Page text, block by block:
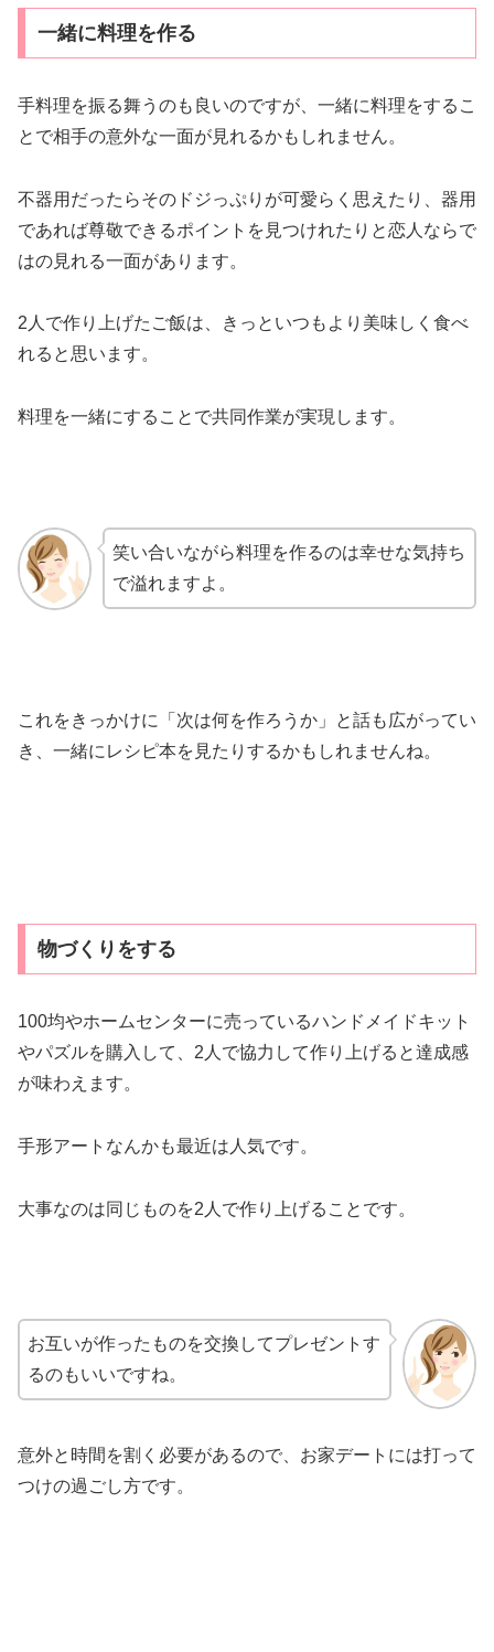
一緒に料理を作る
手料理を振る舞うのも良いのですが、一緒に料理をするこ
とで相手の意外な一面が見れるかもしれません。
不器用だったらそのドジっぷりが可愛らく思えたり、器用
であれば尊敬できるポイントを見つけれたりと恋人ならで
はの見れる一面があります。
2人で作り上げたご飯は、きっといつもより美味しく食べ
れると思います。
料理を一緒にすることで共同作業が実現します。
笑い合いながら料理を作るのは幸せな気持ち
で溢れますよ。
これをきっかけに「次は何を作ろうか」と話も広がってい
き、一緒にレシピ本を見たりするかもしれませんね。
物づくりをする
100均やホームセンターに売っているハンドメイドキット
やパズルを購入して、2人で協力して作り上げると達成感
が味わえます。
手形アートなんかも最近は人気です。
大事なのは同じものを2人で作り上げることです。
お互いが作ったものを交換してプレゼントす
るのもいいですね。
意外と時間を割く必要があるので、お家デートには打って
つけの過ごし方です。